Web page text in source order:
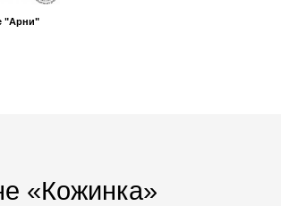
"Арни"
«Кожинка»